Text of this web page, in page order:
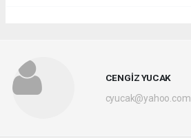
CENGİZ YUCAK
cyucak@yahoo.com